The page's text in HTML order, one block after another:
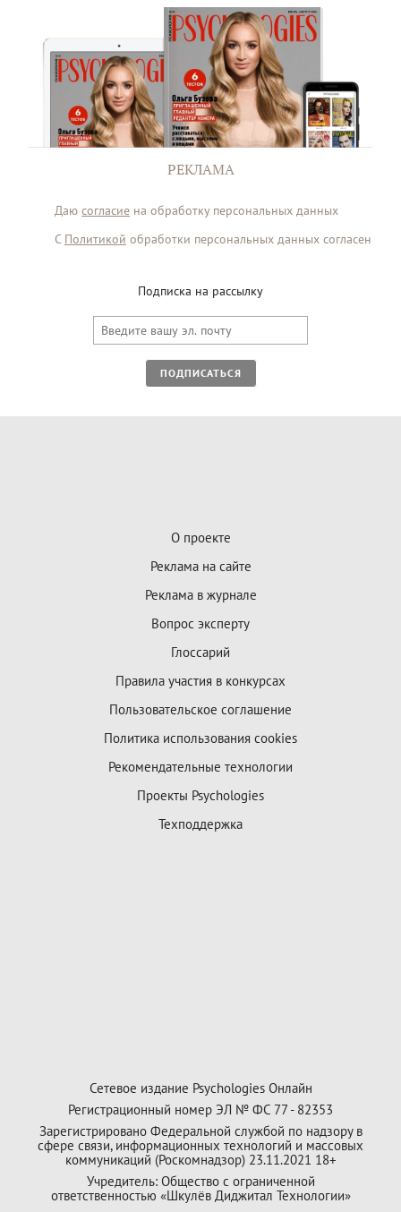
РЕКЛАМА
Даю согласие на обработку персональных данных
С Политикой обработки персональных данных согласен
Подписка на рассылку
ПОДПИСАТЬСЯ
О проекте
Реклама на сайте
Реклама в журнале
Вопрос эксперту
Глоссарий
Правила участия в конкурсах
Пользовательское соглашение
Политика использования cookies
Рекомендательные технологии
Проекты Psychologies
Техподдержка
Сетевое издание Psychologies Онлайн
Регистрационный номер ЭЛ № ФС 77 - 82353
Зарегистрировано Федеральной службой по надзору в
сфере связи, информационных технологий и массовых
коммуникаций (Роскомнадзор) 23.11.2021 18+
Учредитель: Общество с ограниченной
ответственностью «Шкулёв Диджитал Технологии»